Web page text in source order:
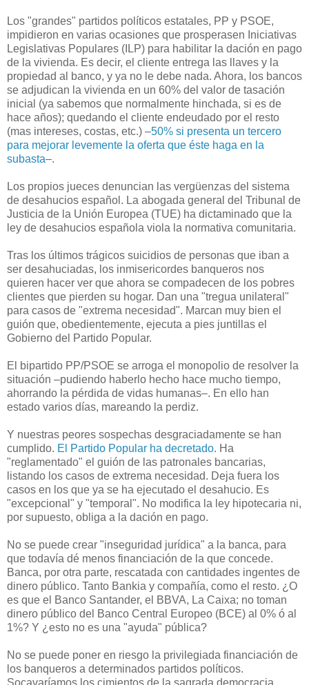
Los "grandes" partidos políticos estatales, PP y PSOE,
impidieron en varias ocasiones que prosperasen Iniciativas
Legislativas Populares (ILP) para habilitar la dación en pago
de la vivienda. Es decir, el cliente entrega las llaves y la
propiedad al banco, y ya no le debe nada. Ahora, los bancos
se adjudican la vivienda en un 60% del valor de tasación
inicial (ya sabemos que normalmente hinchada, si es de
hace años); quedando el cliente endeudado por el resto
(mas intereses, costas, etc.) –50% si presenta un tercero
para mejorar levemente la oferta que éste haga en la
subasta–.
Los propios jueces denuncian las vergüenzas del sistema
de desahucios español. La abogada general del Tribunal de
Justicia de la Unión Europea (TUE) ha dictaminado que la
ley de desahucios española viola la normativa comunitaria.
Tras los últimos trágicos suicidios de personas que iban a
ser desahuciadas, los inmisericordes banqueros nos
quieren hacer ver que ahora se compadecen de los pobres
clientes que pierden su hogar. Dan una "tregua unilateral"
para casos de "extrema necesidad". Marcan muy bien el
guión que, obedientemente, ejecuta a pies juntillas el
Gobierno del Partido Popular.
El bipartido PP/PSOE se arroga el monopolio de resolver la
situación –pudiendo haberlo hecho hace mucho tiempo,
ahorrando la pérdida de vidas humanas–. En ello han
estado varios días, mareando la perdiz.
Y nuestras peores sospechas desgraciadamente se han
cumplido. El Partido Popular ha decretado. Ha
"reglamentado" el guión de las patronales bancarias,
listando los casos de extrema necesidad. Deja fuera los
casos en los que ya se ha ejecutado el desahucio. Es
"excepcional" y "temporal". No modifica la ley hipotecaria ni,
por supuesto, obliga a la dación en pago.
No se puede crear "inseguridad jurídica" a la banca, para
que todavía dé menos financiación de la que concede.
Banca, por otra parte, rescatada con cantidades ingentes de
dinero público. Tanto Bankia y compañía, como el resto. ¿O
es que el Banco Santander, el BBVA, La Caixa; no toman
dinero público del Banco Central Europeo (BCE) al 0% ó al
1%? Y ¿esto no es una "ayuda" pública?
No se puede poner en riesgo la privilegiada financiación de
los banqueros a determinados partidos políticos.
Socavaríamos los cimientos de la sagrada democracia